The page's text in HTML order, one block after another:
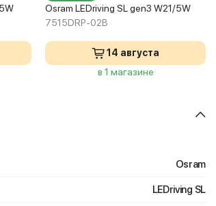
Osram LEDriving SL gen3 W21/5W
7515DRP-02B
14 августа
в 1 магазине
Osram
LEDriving SL